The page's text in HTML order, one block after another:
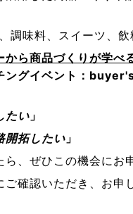
味料、スイーツ、飲
から商品づくりが学べ
ングイベント：
たい 」
開拓したい 」
、ぜひこの機会にお
確認いただき、お申